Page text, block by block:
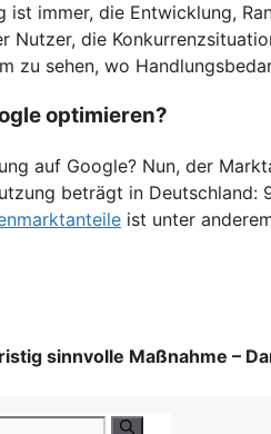
ist immer, die Entwicklung,
Nutzer, die
zu sehen, wo
optimieren?
auf Google? Nun, der
beträgt in Deutschland:
ist unter
sinnvolle Maßnahme –